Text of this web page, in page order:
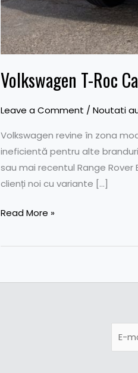
Volkswagen T-Roc
Leave a Comment /Noutati
Volkswagen revine în zona
ineficientă pentru alte
sau mai recentul Range
clienți noi cu variante […]
Read More »